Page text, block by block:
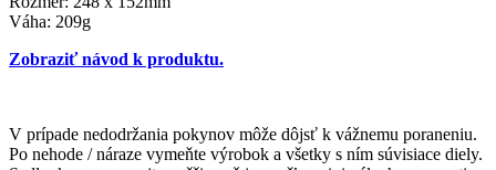
Váha: 209g
Zobraziť návod k produktu.
V prípade nedodržania pokynov môže dôjsť k vážnemu poraneniu.
Po nehode / náraze vymeňte výrobok a všetky s ním súvisiace diely.